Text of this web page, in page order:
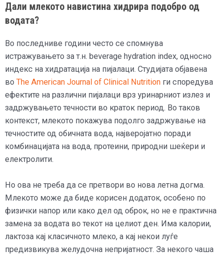
Дали млекото навистина хидрира подобро од
водата?
Во последниве години често се спомнува
истражувањето за т.н. beverage hydration index, односно
индекс на хидратација на пијалаци. Студијата објавена
во The American Journal of Clinical Nutrition ги споредува
ефектите на различни пијалаци врз уринарниот излез и
задржувањето течности во краток период. Во таков
контекст, млекото покажува подолго задржување на
течностите од обичната вода, најверојатно поради
комбинацијата на вода, протеини, природни шеќери и
електролити.
Но ова не треба да се претвори во нова летна догма.
Млекото може да биде корисен додаток, особено по
физички напор или како дел од оброк, но не е практична
замена за водата во текот на целиот ден. Има калории,
лактоза кај класичното млеко, а кај некои луѓе
предизвикува желудочна непријатност. За некого чаша